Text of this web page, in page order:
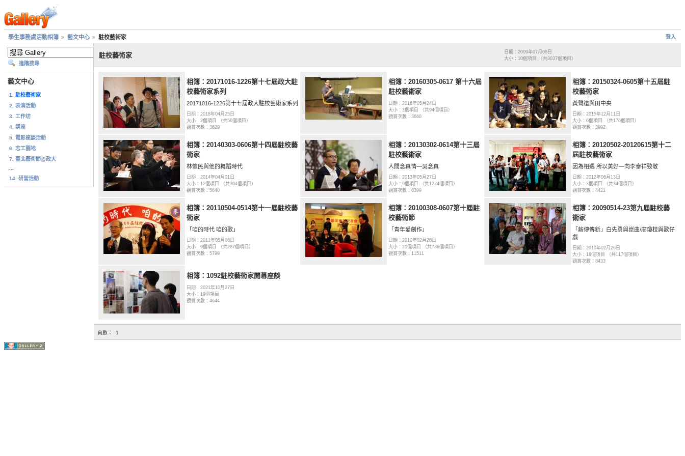
登入
學生事務處活動相簿 藝文中心 駐校藝術家
進階搜尋
藝文中心
1. 駐校藝術家
2. 表演活動
3. 工作坊
4. 講座
5. 電影座談活動
6. 志工園地
7. 臺北藝術節@政大
14. 研習活動
駐校藝術家
日期：2009年07月08日
大小：10個項目 （共3037個項目）
相簿：20171016-1226第十七屆政大駐
校藝術家系列
20171016-1226第十七屆政大駐校藝術家系列
日期：2018年04月25日
大小：2個項目 （共56個項目）
觀賞次數：3629
相簿：20160305-0617 第十六屆
駐校藝術家
日期：2016年05月24日
大小：3個項目 （共94個項目）
觀賞次數：3660
相簿：20150324-0605第十五屆駐
校藝術家
黃聲遠與田中央
日期：2015年12月11日
大小：6個項目 （共176個項目）
觀賞次數：3992
相簿：20140303-0606第十四屆駐校藝
術家
林懷民與他的舞蹈時代
日期：2014年04月01日
大小：12個項目 （共304個項目）
觀賞次數：5640
相簿：20130302-0614第十三屆
駐校藝術家
人間念真情—吳念真
日期：2013年05月27日
大小：9個項目 （共1224個項目）
觀賞次數：6399
相簿：20120502-20120615第十二
屆駐校藝術家
因為相遇 所以美好—向李泰祥致敬
日期：2012年06月13日
大小：3個項目 （共34個項目）
觀賞次數：4421
相簿：20110504-0514第十一屆駐校藝
術家
「咱的時代 咱的歌」
日期：2011年05月06日
大小：9個項目 （共287個項目）
觀賞次數：5799
相簿：20100308-0607第十屆駐
校藝術節
「青年愛創作」
日期：2010年02月26日
大小：20個項目 （共736個項目）
觀賞次數：11511
相簿：20090514-23第九屆駐校藝
術家
「薪傳傳新」白先勇與崑曲/廖瓊枝與歌仔
戲
日期：2010年02月26日
大小：18個項目 （共117個項目）
觀賞次數：8433
相簿：1092駐校藝術家開幕座談
日期：2021年10月27日
大小：19個項目
觀賞次數：4644
頁數： 1